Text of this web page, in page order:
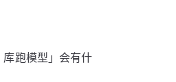
跑模型」会有什